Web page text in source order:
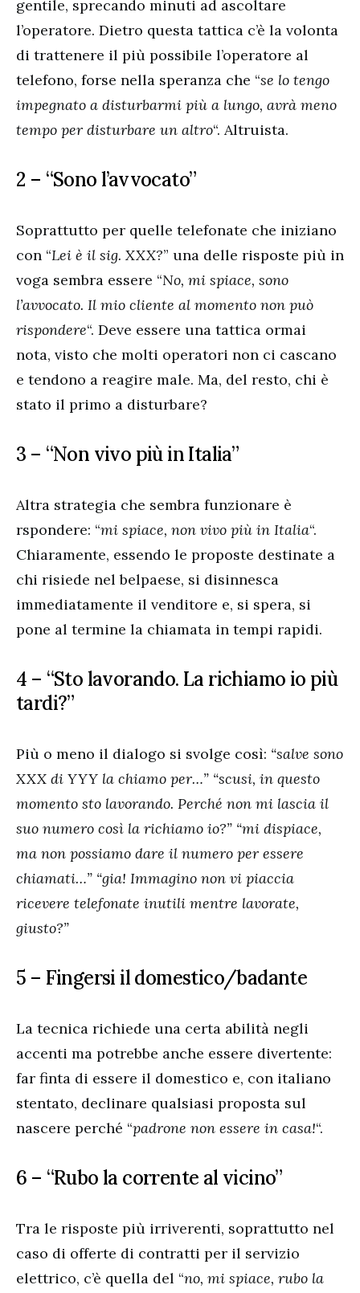
gentile, sprecando minuti ad ascoltare
l’operatore. Dietro questa tattica c’è la volonta
di trattenere il più possibile l’operatore al
telefono, forse nella speranza che “se lo tengo
impegnato a disturbarmi più a lungo, avrà meno
tempo per disturbare un altro“. Altruista.
2 – “Sono l’avvocato”
Soprattutto per quelle telefonate che iniziano
con “Lei è il sig. XXX?” una delle risposte più in
voga sembra essere “No, mi spiace, sono
l’avvocato. Il mio cliente al momento non può
rispondere“. Deve essere una tattica ormai
nota, visto che molti operatori non ci cascano
e tendono a reagire male. Ma, del resto, chi è
stato il primo a disturbare?
3 – “Non vivo più in Italia”
Altra strategia che sembra funzionare è
rspondere: “mi spiace, non vivo più in Italia“.
Chiaramente, essendo le proposte destinate a
chi risiede nel belpaese, si disinnesca
immediatamente il venditore e, si spera, si
pone al termine la chiamata in tempi rapidi.
4 – “Sto lavorando. La richiamo io più
tardi?”
Più o meno il dialogo si svolge così: “salve sono
XXX di YYY la chiamo per…” “scusi, in questo
momento sto lavorando. Perché non mi lascia il
suo numero così la richiamo io?” “mi dispiace,
ma non possiamo dare il numero per essere
chiamati…” “gia! Immagino non vi piaccia
ricevere telefonate inutili mentre lavorate,
giusto?”
5 – Fingersi il domestico/badante
La tecnica richiede una certa abilità negli
accenti ma potrebbe anche essere divertente:
far finta di essere il domestico e, con italiano
stentato, declinare qualsiasi proposta sul
nascere perché “padrone non essere in casa!“.
6 – “Rubo la corrente al vicino”
Tra le risposte più irriverenti, soprattutto nel
caso di offerte di contratti per il servizio
elettrico, c’è quella del “no, mi spiace, rubo la